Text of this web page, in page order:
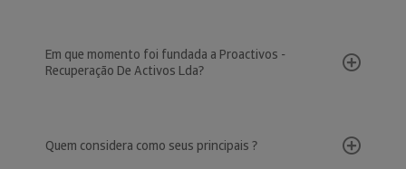
Em que momento foi fundada a Proactivos -
Recuperação De Activos Lda?
Quem considera como seus principais ?